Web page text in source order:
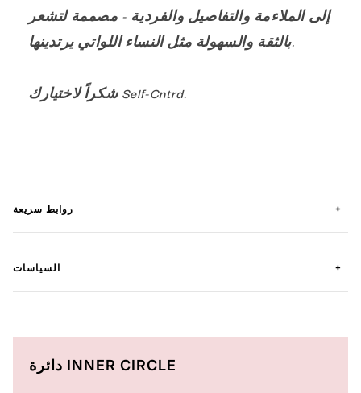
إلى الملاءمة والتفاصيل والفردية - مصممة لتشعر
بالثقة والسهولة مثل النساء اللواتي يرتدينها.
شكراً لاختيارك Self-Cntrd.
روابط سريعة +
السياسات +
دائرة INNER CIRCLE